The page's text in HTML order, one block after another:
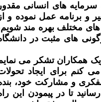
­های انسانی مقدور
و برنامه عمل نموده و از
مختلف بهره ­مند شویم،
های مثبت در دانشگاه
همکاران تشکر می نمایم
برای ایجاد تحولات
و مشارکت خود، بنده
تا در پیمودن این راه